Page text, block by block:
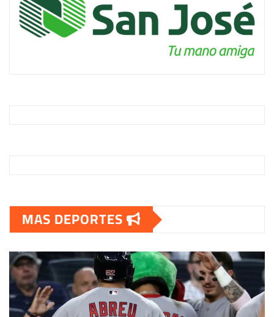
MAS DEPORTES